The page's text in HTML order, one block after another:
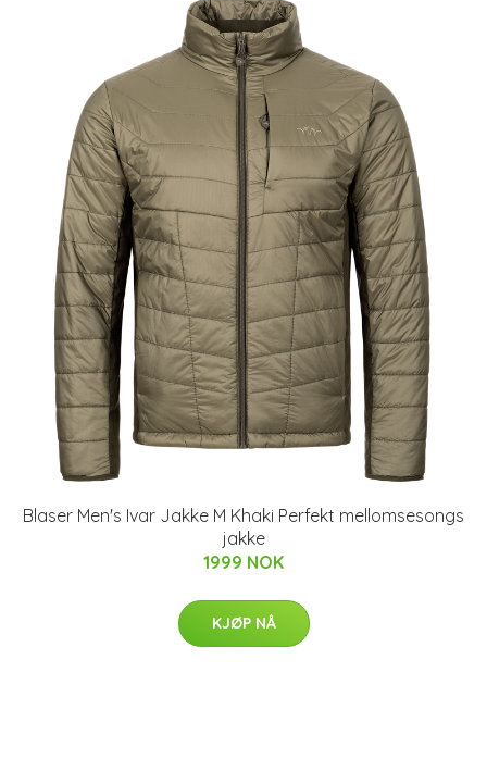
Blaser Men's Ivar Jakke M Khaki Perfekt mellomsesongs
jakke
1999 NOK
KJØP NÅ